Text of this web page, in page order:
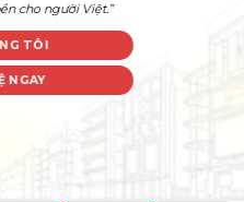
cho người Việt.”
TÔI
NGAY